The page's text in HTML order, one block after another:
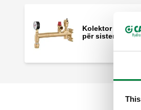
Kolektor i
për sisteme